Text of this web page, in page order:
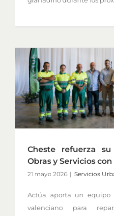
Cheste refuerza
Obras y Servicios
21 mayo 2026 | Servicios
Actúa aporta un
valenciano para